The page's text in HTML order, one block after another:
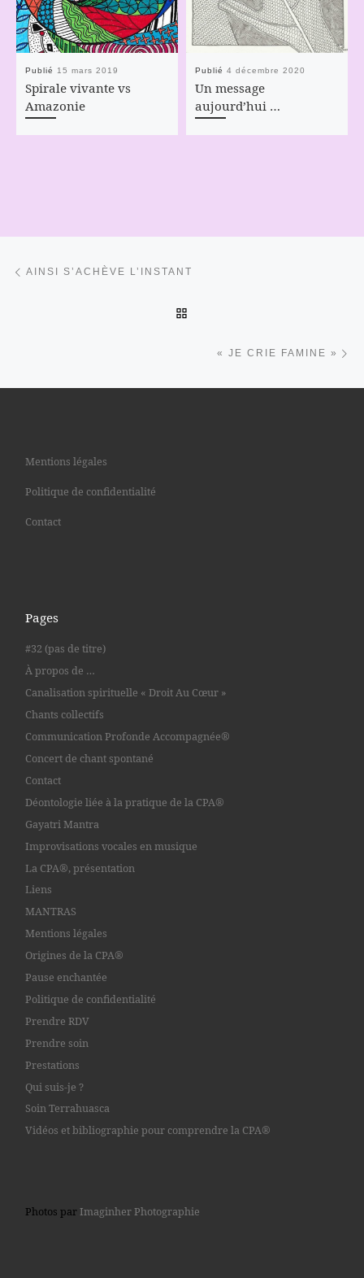
Publié 15 mars 2019
Spirale vivante vs
Amazonie
Publié 4 décembre 2020
Un message
aujourd’hui …
Parcourir les articles
AINSI S’ACHÈVE L’INSTANT
« JE CRIE FAMINE »
Mentions légales
Politique de confidentialité
Contact
Pages
#32 (pas de titre)
À propos de …
Canalisation spirituelle « Droit Au Cœur »
Chants collectifs
Communication Profonde Accompagnée®
Concert de chant spontané
Contact
Déontologie liée à la pratique de la CPA®
Gayatri Mantra
Improvisations vocales en musique
La CPA®, présentation
Liens
MANTRAS
Mentions légales
Origines de la CPA®
Pause enchantée
Politique de confidentialité
Prendre RDV
Prendre soin
Prestations
Qui suis-je ?
Soin Terrahuasca
Vidéos et bibliographie pour comprendre la CPA®
Photos parImaginher Photographie